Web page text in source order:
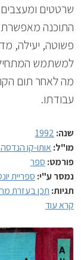
שרטטים
התוכנה מאפשרת
פשוטה, יעילה,
למשתמש המתחיל
מה לאחר תום
עבודתו.
שנה: 1992
מו"ל: אותו-קו
פורמט: ספר
נמסר ע"י: ספריית
תגיות: תכן בעזרת
קרא עוד